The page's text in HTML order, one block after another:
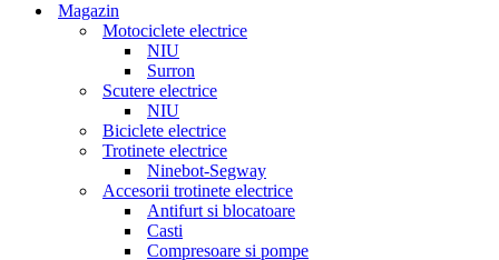
Magazin
Motociclete electrice
NIU
Surron
Scutere electrice
NIU
Biciclete electrice
Trotinete electrice
Ninebot-Segway
Accesorii trotinete electrice
Antifurt si blocatoare
Casti
Compresoare si pompe